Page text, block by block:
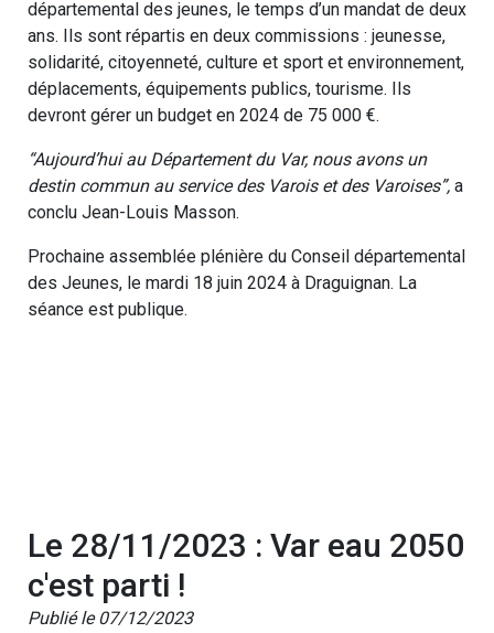
départemental des jeunes, le temps d’un mandat de deux
ans. Ils sont répartis en deux commissions : jeunesse,
solidarité, citoyenneté, culture et sport et environnement,
déplacements, équipements publics, tourisme. Ils
devront gérer un budget en 2024 de 75 000 €.
“Aujourd’hui au Département du Var, nous avons un
destin commun au service des Varois et des Varoises”, a
conclu Jean-Louis Masson.
Prochaine assemblée plénière du Conseil départemental
des Jeunes, le mardi 18 juin 2024 à Draguignan. La
séance est publique.
Le 28/11/2023 : Var eau 2050
c'est parti !
Publié le 07/12/2023